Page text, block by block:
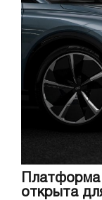
открыта